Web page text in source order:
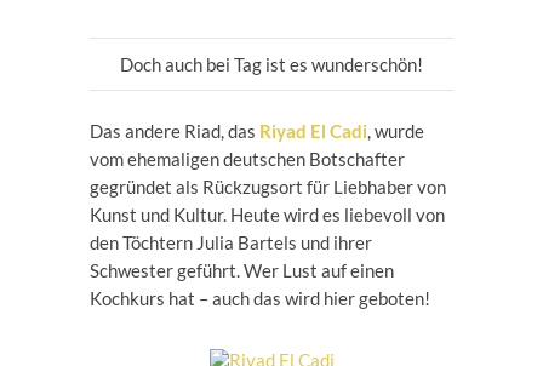
Doch auch bei Tag ist es wunderschön!
Das andere Riad, das Riyad El Cadi, wurde
vom ehemaligen deutschen Botschafter
gegründet als Rückzugsort für Liebhaber von
Kunst und Kultur. Heute wird es liebevoll von
den Töchtern Julia Bartels und ihrer
Schwester geführt. Wer Lust auf einen
Kochkurs hat – auch das wird hier geboten!